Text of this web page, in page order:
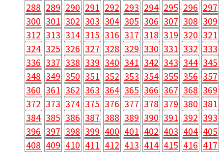
288 289 290 291 292 293 294 295 296 297
300 301 302 303 304 305 306 307 308 309
312 313 314 315 316 317 318 319 320 321
324 325 326 327 328 329 330 331 332 333
336 337 338 339 340 341 342 343 344 345
348 349 350 351 352 353 354 355 356 357
360 361 362 363 364 365 366 367 368 369
372 373 374 375 376 377 378 379 380 381
384 385 386 387 388 389 390 391 392 393
396 397 398 399 400 401 402 403 404 405
408 409 410 411 412 413 414 415 416 417